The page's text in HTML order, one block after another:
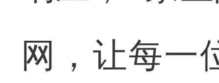
网，让每一